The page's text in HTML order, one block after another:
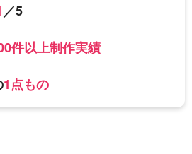
／5
件以上制作実績
1点もの